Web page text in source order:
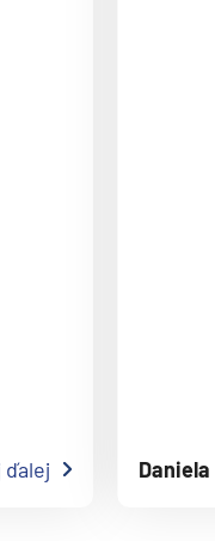
ďalej Daniela